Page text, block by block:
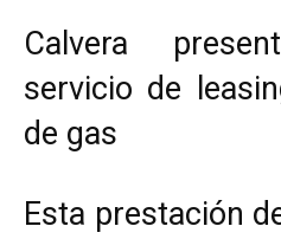
Calvera
servicio de
de gas
Esta prestación